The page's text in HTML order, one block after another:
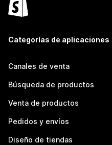
Categorías de aplicaciones
Canales de venta
Búsqueda de productos
Venta de productos
Pedidos y envíos
Diseño de tiendas